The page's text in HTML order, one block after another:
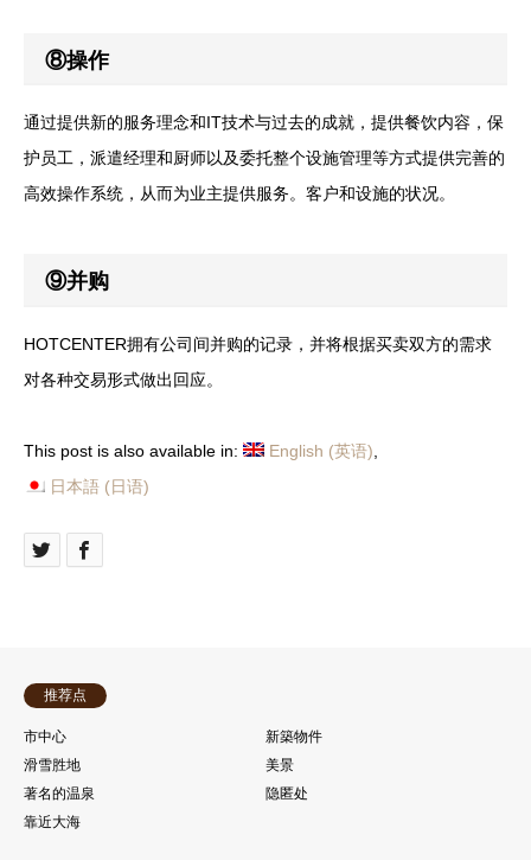
⑧操作
通过提供新的服务理念和IT技术与过去的成就，提供餐饮内容，保
护员工，派遣经理和厨师以及委托整个设施管理等方式提供完善的
高效操作系统，从而为业主提供服务。客户和设施的状况。
⑨并购
HOTCENTER拥有公司间并购的记录，并将根据买卖双方的需求
对各种交易形式做出回应。
This post is also available in: English (英语)
日本語 (日语)
推荐点
市中心
新築物件
滑雪胜地
美景
著名的温泉
隐匿处
靠近大海